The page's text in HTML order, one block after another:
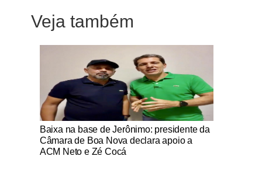
Veja também
Notícias Católicas
Baixa na base de Jerônimo: presidente da
Câmara de Boa Nova declara apoio a
ACM Neto e Zé Cocá